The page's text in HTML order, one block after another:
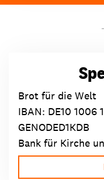
Brot für die Welt
IBAN: DE10
GENODED1KDB
Bank für Kirche